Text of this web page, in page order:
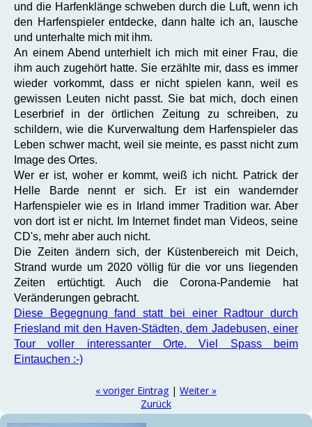
und die Harfenklänge schweben durch die Luft, wenn ich
den Harfenspieler entdecke, dann halte ich an, lausche
und unterhalte mich mit ihm.
An einem Abend unterhielt ich mich mit einer Frau, die
ihm auch zugehört hatte. Sie erzählte mir, dass es immer
wieder vorkommt, dass er nicht spielen kann, weil es
gewissen Leuten nicht passt. Sie bat mich, doch einen
Leserbriefin der örtlichen Zeitung zu schreiben, zu
schildern, wie die Kurverwaltung dem Harfenspieler das
Leben schwer macht, weil sie meinte, es passt nicht zum
Image des Ortes.
Wer er ist, woher er kommt, weiß ich nicht. Patrick der
Helle Barde nennt er sich. Er ist ein wandernder
Harfenspieler wie es in Irland immer Tradition war. Aber
von dort ist er nicht. Im Internet findet man Videos, seine
CD's, mehr aber auch nicht.
Die Zeiten ändern sich, der Küstenbereich mit Deich,
Strand wurde um 2020 völlig für die vor uns liegenden
Zeiten ertüchtigt. Auch die Corona-Pandemie hat
Veränderungen gebracht.
Diese Begegnung fand statt bei einer Radtour durch
Friesland mit den Haven-Städten, dem Jadebusen, einer
Tour voller interessanter Orte. Viel Spass beim
Eintauchen :-)
« voriger Eintrag | Weiter »
Zurück